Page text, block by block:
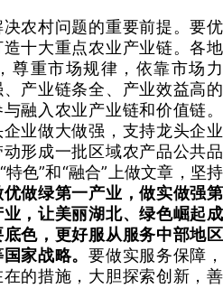
农村问题的重要前提。要优
十大重点农业产业链。各地
尊重市场规律，依靠市场力
产业链条全、产业效益高的
融入农业产业链和价值链。
业做大做强，支持龙头企业
形成一批区域农产品公共品
色”和“融合”上做文章，坚持
优做绿第一产业，做实做强第
，让美丽湖北、绿色崛起成
色，更好服从服务中部地区
家战略。要做实服务保障，
的措施，大胆探索创新，善